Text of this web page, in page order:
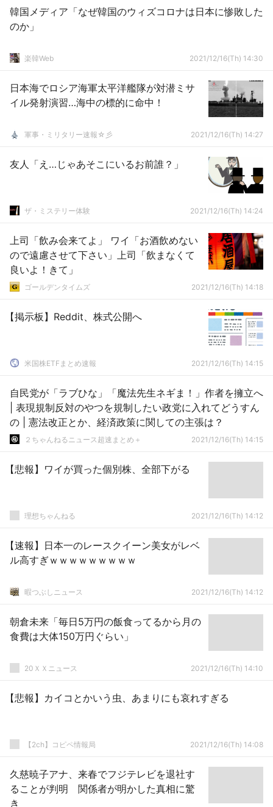
韓国メディア「なぜ韓国のウィズコロナは日本に惨敗した
のか」
楽韓Web 2021/12/16(Th) 14:30
日本海でロシア海軍太平洋艦隊が対潜ミサ
イル発射演習…海中の標的に命中！
軍事・ミリタリー速報☆彡 2021/12/16(Th) 14:27
友人「え…じゃあそこにいるお前誰？」
ザ・ミステリー体験 2021/12/16(Th) 14:24
上司「飲み会来てよ」 ワイ「お酒飲めない
ので遠慮させて下さい」上司「飲まなくて
良いよ！きて」
ゴールデンタイムズ 2021/12/16(Th) 14:18
【掲示板】Reddit、株式公開へ
米国株ETFまとめ速報 2021/12/16(Th) 14:15
自民党が「ラブひな」「魔法先生ネギま！」作者を擁立へ
の | 憲法改正とか、経済政策に関しての主張は？
２ちゃんねるニュース超速まとめ＋ 2021/12/16(Th) 14:15
【悲報】ワイが買った個別株、全部下がる
理想ちゃんねる 2021/12/16(Th) 14:12
【速報】日本一のレースクイーン美女がレベ
ル高すぎｗｗｗｗｗｗｗｗｗ
暇つぶしニュース 2021/12/16(Th) 14:12
朝倉未来「毎日5万円の飯食ってるから月の
食費は大体150万円ぐらい」
20ＸＸニュース 2021/12/16(Th) 14:10
【悲報】カイコとかいう虫、あまりにも哀れすぎる
【2ch】コピペ情報局 2021/12/16(Th) 14:08
久慈暁子アナ、来春でフジテレビを退社す
ることが判明 関係者が明かした真相に驚
き